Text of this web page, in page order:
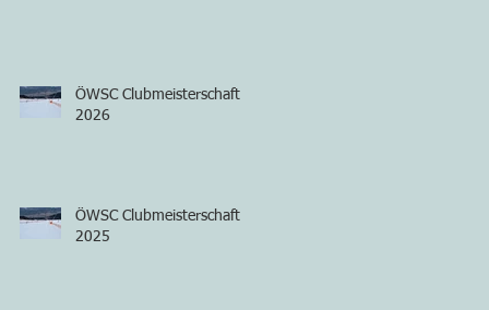
ÖWSC Clubmeisterschaft
2026
ÖWSC Clubmeisterschaft
2025